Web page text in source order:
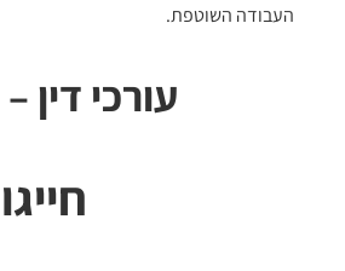
העבודה השוטפת.
עורכי דין
חייגו 054-5880060